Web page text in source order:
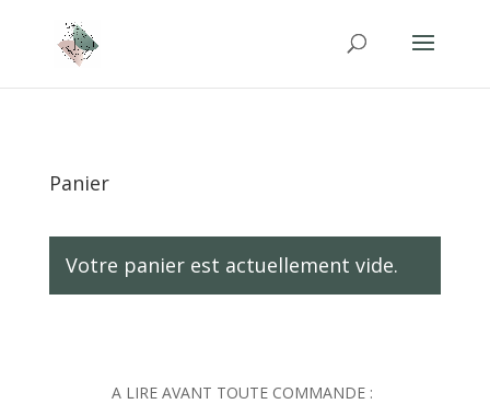
Panier
Votre panier est actuellement vide.
A LIRE AVANT TOUTE COMMANDE :